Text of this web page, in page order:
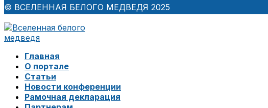
© ВСЕЛЕННАЯ БЕЛОГО МЕДВЕДЯ 2025
Главная
О портале
Статьи
Новости конференции
Рамочная декларация